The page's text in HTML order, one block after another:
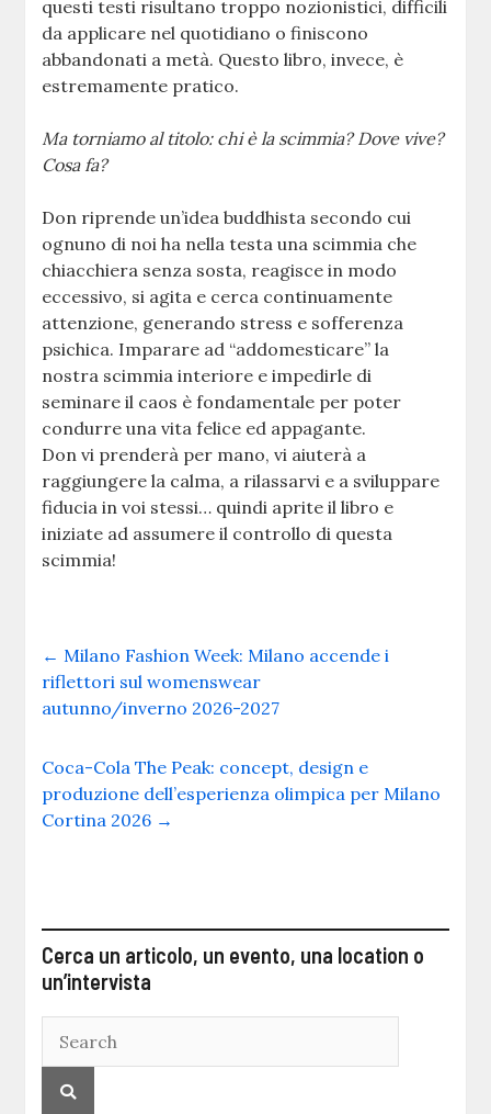
questi testi risultano troppo nozionistici, difficili
da applicare nel quotidiano o finiscono
abbandonati a metà. Questo libro, invece, è
estremamente pratico.
Ma torniamo al titolo: chi è la scimmia? Dove vive?
Cosa fa?
Don riprende un’idea buddhista secondo cui
ognuno di noi ha nella testa una scimmia che
chiacchiera senza sosta, reagisce in modo
eccessivo, si agita e cerca continuamente
attenzione, generando stress e sofferenza
psichica. Imparare ad “addomesticare” la
nostra scimmia interiore e impedirle di
seminare il caos è fondamentale per poter
condurre una vita felice ed appagante.
Don vi prenderà per mano, vi aiuterà a
raggiungere la calma, a rilassarvi e a sviluppare
fiducia in voi stessi… quindi aprite il libro e
iniziate ad assumere il controllo di questa
scimmia!
← Milano Fashion Week: Milano accende i
riflettori sul womenswear
autunno/inverno 2026-2027
Coca-Cola The Peak: concept, design e
produzione dell’esperienza olimpica per Milano
Cortina 2026 →
Cerca un articolo, un evento, una location o
un’intervista